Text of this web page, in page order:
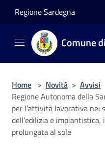
Regione Sardegna
Comune
Home > Novità > Avvisi
Regione Autonoma della
per l’attività lavorativa nei
dell’edilizia e
prolungata al sole